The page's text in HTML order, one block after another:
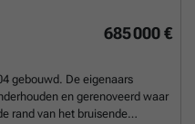
685 000 €
gebouwd. De eigenaars
en gerenoveerd waar
rand van het bruisende